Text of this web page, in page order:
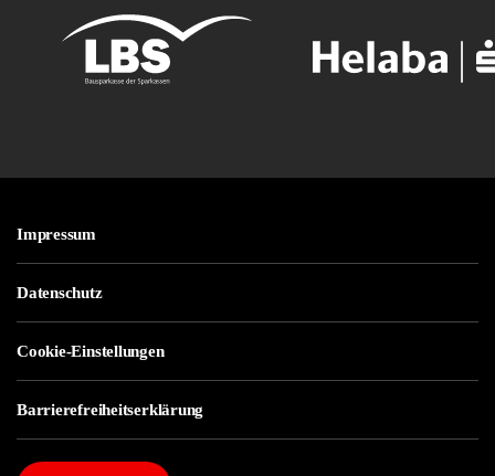
Impressum
Datenschutz
Cookie-Einstellungen
Barrierefreiheitserklärung